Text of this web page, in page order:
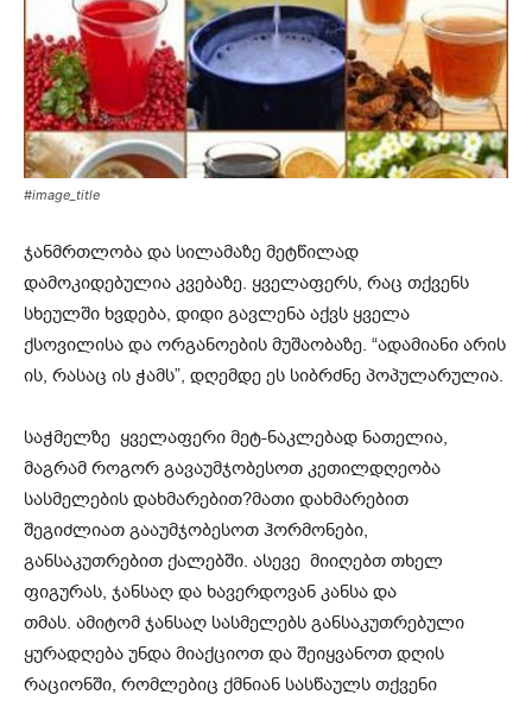
#image_title
ჯანმრთლობა და სილამაზე მეტწილად
დამოკიდებულია კვებაზე. ყველაფერს, რაც თქვენს
სხეულში ხვდება, დიდი გავლენა აქვს ყველა
ქსოვილისა და ორგანოების მუშაობაზე. “ადამიანი არის
ის, რასაც ის ჭამს”, დღემდე ეს სიბრძნე პოპულარულია.
საჭმელზე ყველაფერი მეტ-ნაკლებად ნათელია,
მაგრამ როგორ გავაუმჯობესოთ კეთილდღეობა
სასმელების დახმარებით?მათი დახმარებით
შეგიძლიათ გააუმჯობესოთ ჰორმონები,
განსაკუთრებით ქალებში. ასევე მიიღებთ თხელ
ფიგურას, ჯანსაღ და ხავერდოვან კანსა და
თმას. ამიტომ ჯანსაღ სასმელებს განსაკუთრებული
ყურადღება უნდა მიაქციოთ და შეიყვანოთ დღის
რაციონში, რომლებიც ქმნიან სასწაულს თქვენი